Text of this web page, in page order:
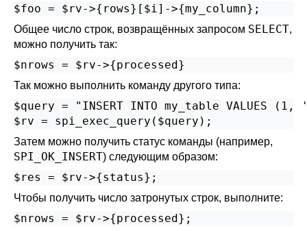
$foo = $rv->{rows}[$i]->{my_column};
Общее число строк, возвращённых запросом SELECT,
можно получить так:
$nrows = $rv->{processed}
Так можно выполнить команду другого типа:
$query = "INSERT INTO my_table VALUES
$rv = spi_exec_query($query);
Затем можно получить статус команды (например,
SPI_OK_INSERT) следующим образом:
$res = $rv->{status};
Чтобы получить число затронутых строк, выполните:
$nrows = $rv->{processed};